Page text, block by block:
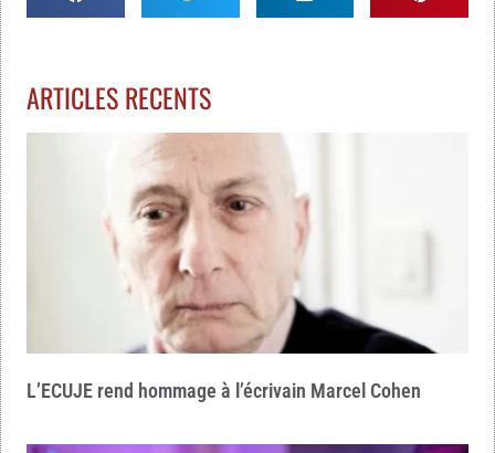
ARTICLES RECENTS
L’ECUJE rend hommage à l’écrivain Marcel Cohen